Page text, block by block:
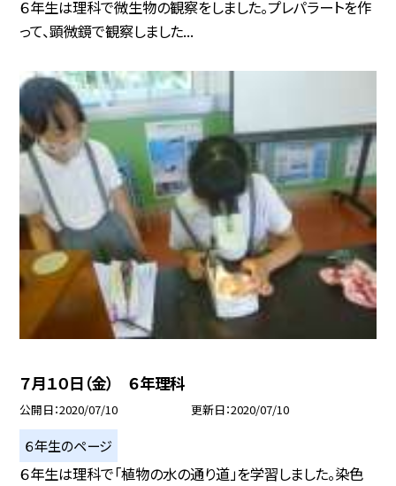
６年生は理科で微生物の観察をしました。プレパラートを作
って、顕微鏡で観察しました...
７月１０日（金） ６年理科
公開日 2020/07/10 更新日 2020/07/10
６年生のページ
６年生は理科で「植物の水の通り道」を学習しました。染色